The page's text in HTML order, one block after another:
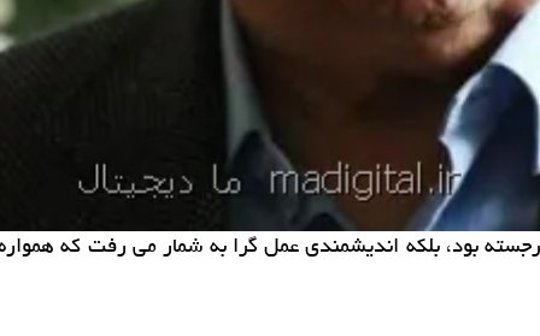
بود، بلکه اندیشمندی عمل گرا به شمار می رفت که